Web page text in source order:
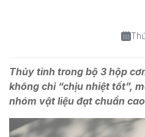
Thủy tinh trong bộ 3 hộp
không chỉ “chịu nhiệt tốt”,
nhóm vật liệu đạt chuẩn